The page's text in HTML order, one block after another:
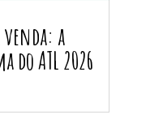
a
do ATL 2026